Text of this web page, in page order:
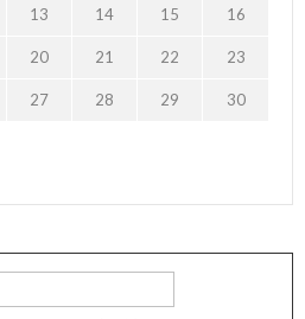
13 14 15 16
20 21 22 23
27 28 29 30